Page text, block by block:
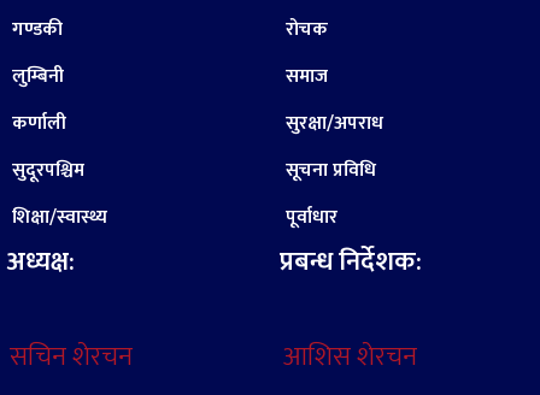
गण्डकी
लुम्बिनी
कर्णाली
सुदूरपश्चिम
शिक्षा/स्वास्थ्य
अध्यक्ष:
सचिन शेरचन
रोचक
समाज
सुरक्षा/अपराध
सूचना प्रविधि
पूर्वाधार
प्रबन्ध निर्देशक:
आशिस शेरचन